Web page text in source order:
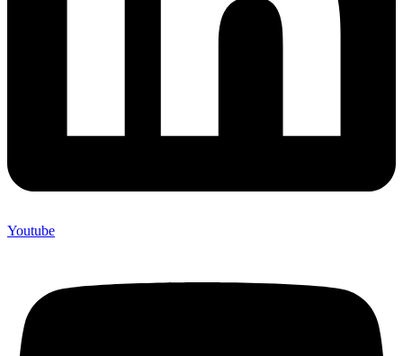
Youtube